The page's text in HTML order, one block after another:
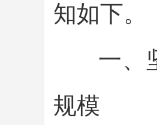
知如下。
一、坚
规模